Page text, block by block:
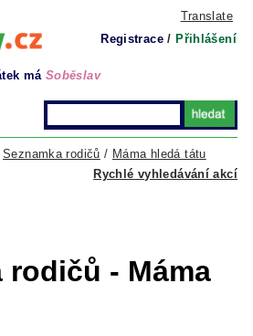
Translate
Registrace / Přihlášení
má Soběslav
Rychlé vyhledávání akcí
Seznamka rodičů / Máma hledá tátu
rodičů - Máma